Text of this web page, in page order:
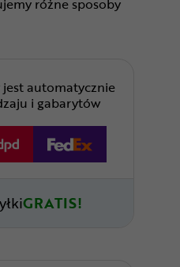
różne sposoby
automatycznie
i gabarytów
GRATIS!